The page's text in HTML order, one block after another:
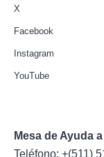
X
Facebook
Instagram
YouTube
Mesa de Ayuda
Teléfono: +(511)